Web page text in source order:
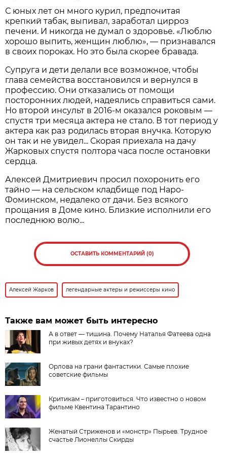
С юных лет он много курил, предпочитая
крепкий табак, выпивал, заработал цирроз
печени. И никогда не думал о здоровье. «Люблю
хорошо выпить, женщин люблю», — признавался
в своих пороках. Но это была скорее бравада.
Супруга и дети делали все возможное, чтобы
глава семейства восстановился и вернулся в
профессию. Они отказались от помощи
посторонних людей, надеялись справиться сами.
Но второй инсульт в 2016-м оказался роковым —
спустя три месяца актера не стало. В тот период у
актера как раз родилась вторая внучка. Которую
он так и не увидел... Скорая приехала на дачу
Жарковых спустя полтора часа после остановки
сердца.
Алексей Дмитриевич просил похоронить его
тайно — на сельском кладбище под Наро-
Фоминском, недалеко от дачи. Без всякого
прощания в Доме кино. Близкие исполнили его
последнюю волю...
ОСТАВИТЬ КОММЕНТАРИЙ (0)
Алексей Жарков легендарные актеры и режиссеры кино
Также вам может быть интересно
А в ответ — тишина. Почему Наталья Фатеева одна
при живых детях и внуках?
Орлова на грани фантастики. Самые плохие
советские фильмы
Критикам – приготовиться. Что известно о новом
фильме Квентина Тарантино
Женатый Стриженов и «монстр» Пырьев. Трудное
счастье Лионеллы Скирды